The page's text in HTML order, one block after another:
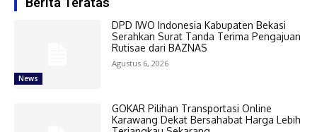
News
DPD IWO Indonesia Kabupaten Bekasi
Serahkan Surat Tanda Terima Pengajuan
Rutisae dari BAZNAS
Agustus 6, 2026
GOKAR Pilihan Transportasi Online
Karawang Dekat Bersahabat Harga Lebih